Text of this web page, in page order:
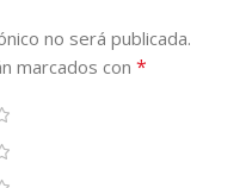
no será publicada.
marcados con *